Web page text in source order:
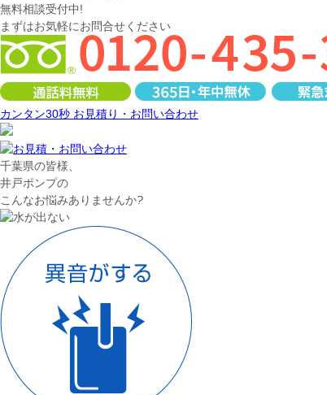
無料相談受付中!
まずはお気軽にお問合せください
カンタン30秒 お見積り・お問い合わせ
千葉県の皆様、
井戸ポンプの
こんなお悩みありませんか?